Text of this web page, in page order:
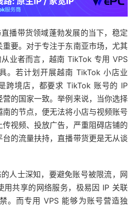
播带货领域蓬勃发展的当下，稳定
重要。对于专注于东南亚市场，尤其
业者而言，越南 TikTok 专用 VPS
。若计划开展越南 TikTok 小店业
跨境店，都要求 TikTok 账号的 IP
的国家一致。举例来说，当你选择
的节点，便无法将小店与视频账号
视频、投放广告，严重阻碍店铺的
的流量扶持，直播带货更是无从谈
人士深知，要避免账号被限流，网
用共享的网络服务，极易因 IP 关联
。而专用 VPS 能够为账号营造独